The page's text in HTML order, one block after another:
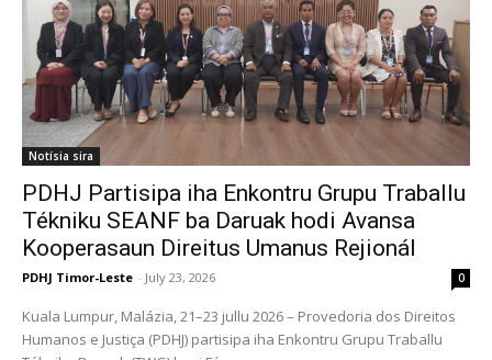
Notísia sira
PDHJ Partisipa iha Enkontru Grupu Traballu
Tékniku SEANF ba Daruak hodi Avansa
Kooperasaun Direitus Umanus Rejionál
PDHJ Timor-Leste - July 23, 2026 0
Kuala Lumpur, Malázia, 21–23 jullu 2026 – Provedoria dos Direitos
Humanos e Justiça (PDHJ) partisipa iha Enkontru Grupu Traballu